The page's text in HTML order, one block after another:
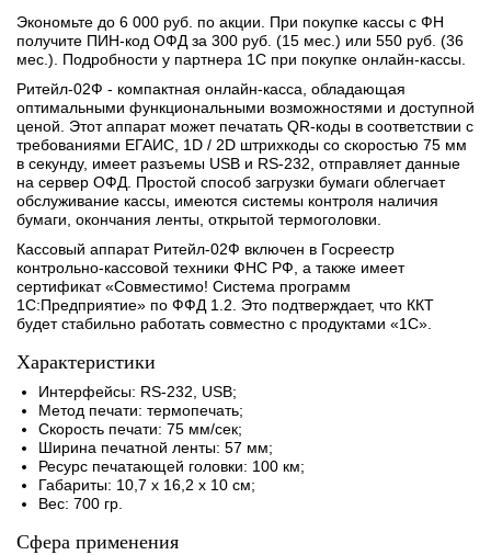
Экономьте до 6 000 руб. по акции. При покупке кассы с ФН
получите ПИН-код ОФД за 300 руб. (15 мес.) или 550 руб. (36
мес.). Подробности у партнера 1С при покупке онлайн-кассы.
Ритейл-02Ф - компактная онлайн-касса, обладающая
оптимальными функциональными возможностями и доступной
ценой. Этот аппарат может печатать QR-коды в соответствии с
требованиями ЕГАИС, 1D / 2D штрихкоды со скоростью 75 мм
в секунду, имеет разъемы USB и RS-232, отправляет данные
на сервер ОФД. Простой способ загрузки бумаги облегчает
обслуживание кассы, имеются системы контроля наличия
бумаги, окончания ленты, открытой термоголовки.
Кассовый аппарат Ритейл-02Ф включен в Госреестр
контрольно-кассовой техники ФНС РФ, а также имеет
сертификат «Совместимо! Система программ
1С:Предприятие» по ФФД 1.2. Это подтверждает, что ККТ
будет стабильно работать совместно с продуктами «1С».
Характеристики
Интерфейсы: RS-232, USB;
Метод печати: термопечать;
Скорость печати: 75 мм/сек;
Ширина печатной ленты: 57 мм;
Ресурс печатающей головки: 100 км;
Габариты: 10,7 х 16,2 х 10 см;
Вес: 700 гр.
Сфера применения